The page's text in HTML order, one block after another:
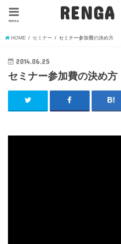
RENGA
menu
HOME セミナー セミナー参加費の決め方
2014.06.25
セミナー参加費の決め方